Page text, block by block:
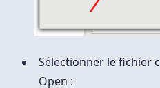
Sélectionner le fichier
Open :